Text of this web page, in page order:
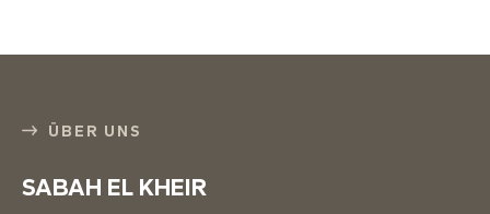
ÜBER UNS
SABAH EL KHEIR